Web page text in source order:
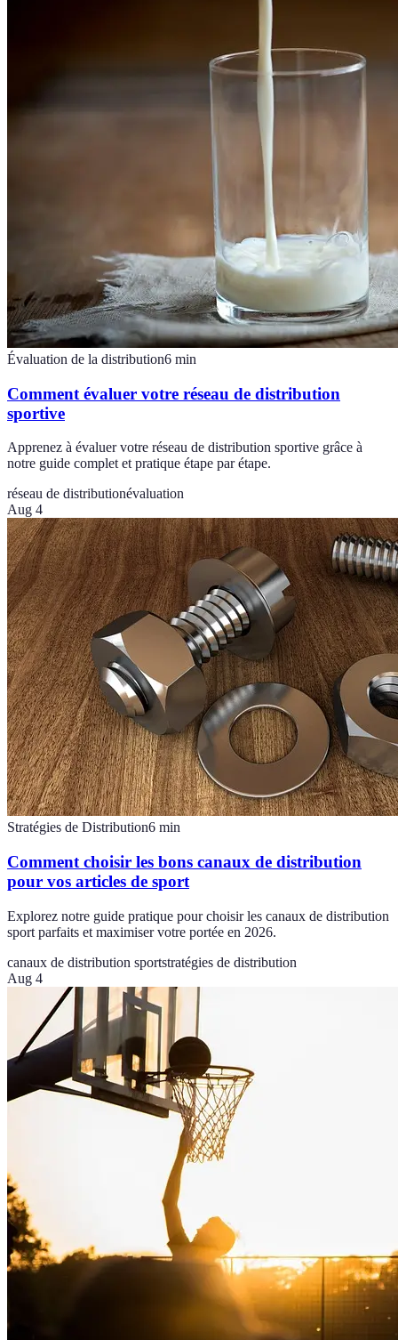
Évaluation de la distribution6 min
Comment évaluer votre réseau de distribution
sportive
Apprenez à évaluer votre réseau de distribution sportive grâce à
notre guide complet et pratique étape par étape.
réseau de distributionévaluation
Aug 4
Stratégies de Distribution6 min
Comment choisir les bons canaux de distribution
pour vos articles de sport
Explorez notre guide pratique pour choisir les canaux de distribution
sport parfaits et maximiser votre portée en 2026.
canaux de distribution sportstratégies de distribution
Aug 4